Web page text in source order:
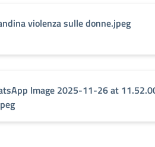
violenza sulle donne.jpeg
Image 2025-11-26 at